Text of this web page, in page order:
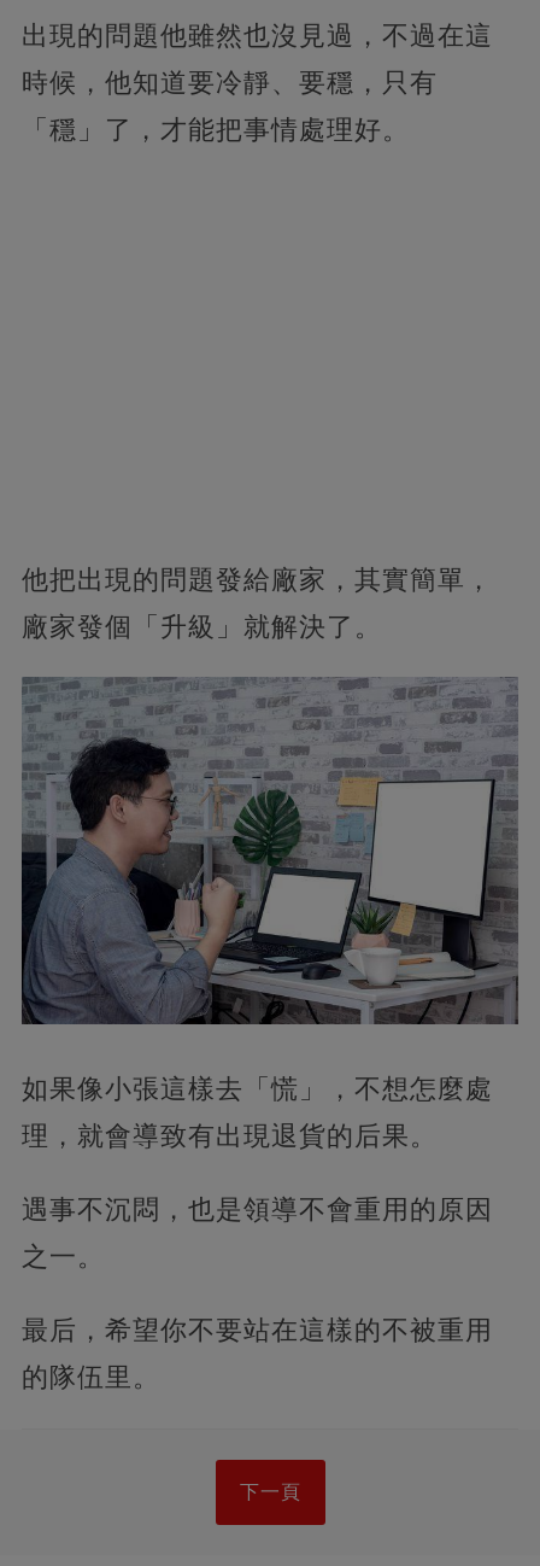
出現的問題他雖然也沒見過，不過在這
時候，他知道要冷靜、要穩，只有
「穩」了，才能把事情處理好。
他把出現的問題發給廠家，其實簡單，
廠家發個「升級」就解決了。
如果像小張這樣去「慌」，不想怎麼處
理，就會導致有出現退貨的后果。
遇事不沉悶，也是領導不會重用的原因
之一。
最后，希望你不要站在這樣的不被重用
的隊伍里。
下一頁